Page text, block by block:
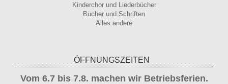
Kinderchor und Liederbücher
Bücher und Schriften
Alles andere
ÖFFNUNGSZEITEN
Vom 6.7 bis 7.8. machen wir Betriebsferien.